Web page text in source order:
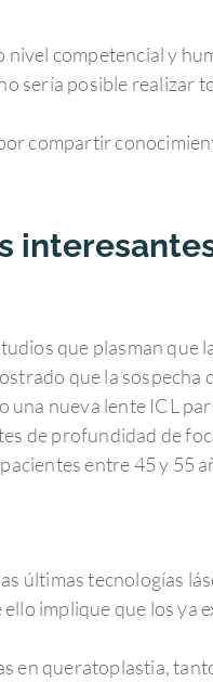
competencial y
sería posible realizar
compartir
que plasman que
que la sospecha
nueva lente ICL
de profundidad de
entre 45 y 55
últimas tecnologías
implique que los ya
en queratoplastia,